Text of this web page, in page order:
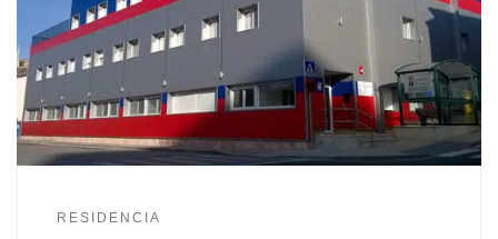
RESIDENCIA